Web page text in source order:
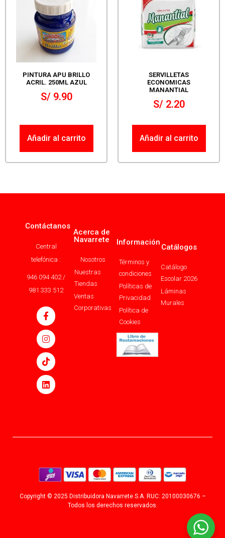
PINTURA APU BRILLO
ACRIL. 250ML AZUL
S/9.90
Añadir al carrito
SERVILLETAS
ECONOMICAS
MANANTIAL
S/2.20
Añadir al carrito
Contáctanos
Central
telefónica :
946 094 402 /
981 333 512
Acerca de
Navarrete
Nosotros
Nuestras
Tiendas
Ventas
Corporativas
Información
Términos y
condiciones
Políticas de
Privacidad
Política de
Cookies
Catálogos
Catálogo
Escolar 2026
Láminas
Murales
Copyright © 2025 Distribuidora Navarrete S.A. RUC: 20100030676 –
Todos los derechos reservados.